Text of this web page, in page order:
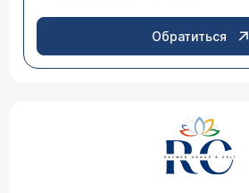
Обратиться